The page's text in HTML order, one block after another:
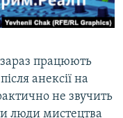
працюють
анексії на
не звучить
люди мистецтва